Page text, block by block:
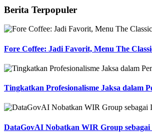
Berita Terpopuler
Fore Coffee: Jadi Favorit, Menu The
Tingkatkan Profesionalisme Jaksa dalam
DataGovAI Nobatkan WIR Group sebagai